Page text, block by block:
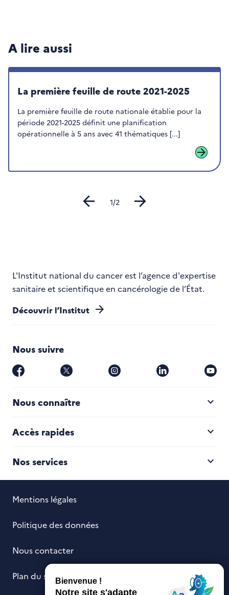
A lire aussi
La première feuille de route 2021-2025
La première feuille de route nationale établie pour la
période 2021-2025 définit une planification
opérationnelle à 5 ans avec 41 thématiques [...]
arrow_forward
arrow_back arrow_forward
Diapositive
1/2
L'Institut national du cancer est l’agence d'expertise
sanitaire et scientifique en cancérologie de l’État.
Découvrir l’Institut arrow_forward
Nous suivre
facebook x instagram linkedin
Nous connaître expand_more
Accès rapides expand_more
Nos services expand_more
Mentions légales
Politique des données
Nous contacter
Plan du site